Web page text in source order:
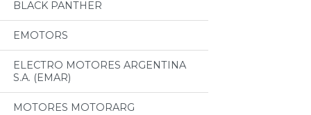
BLACK PANTHER
EMOTORS
ELECTRO MOTORES ARGENTINA
S.A. (EMAR)
MOTORES MOTORARG